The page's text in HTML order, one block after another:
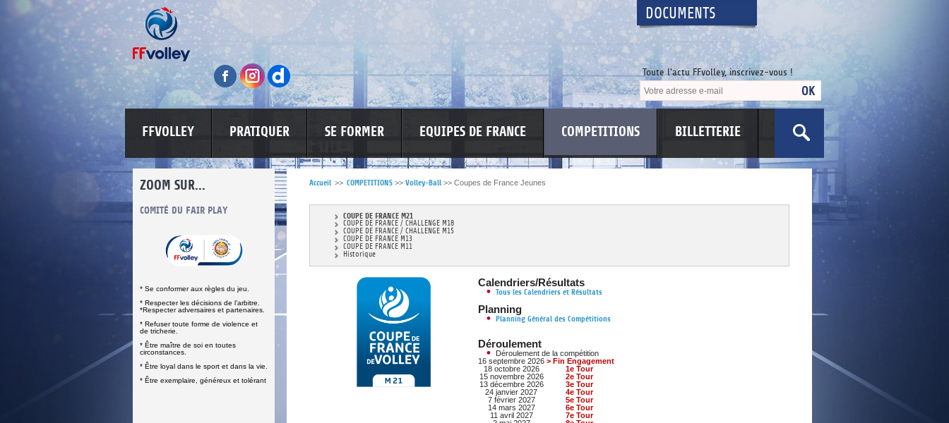
DOCUMENTS
Toute l'actu FFvolley, inscrivez-vous !
FFVOLLEY PRATIQUER SE FORMER EQUIPES DE FRANCE COMPETITIONS BILLETTERIE
ZOOM SUR...
DOCUMENTS UTILES
CLIQUEZ ICI
COMITÉ DU FAIR PLAY
* Se conformer aux règles du jeu.
* Respecter les décisions de l’arbitre.
*Respecter adversaires et partenaires.
* Refuser toute forme de violence et
de tricherie.
* Être maître de soi en toutes
circonstances.
* Être loyal dans le sport et dans la vie.
* Être exemplaire, généreux et tolérant
LUTTE CONTRE LES VIOLENCES MA PETITE SPONSO
DOCUMENTS UTILES
>CLIQUEZ ICI
Accueil >> COMPETITIONS >> Volley-Ball >> Coupes de France Jeunes
COUPE DE FRANCE M21
COUPE DE FRANCE / CHALLENGE M18
COUPE DE FRANCE / CHALLENGE M15
COUPE DE FRANCE M13
COUPE DE FRANCE M11
Historique
Calendriers/Résultats
Tous les Calendriers et Résultats
Planning
Planning Général des Compétitions
Déroulement
Déroulement de la compétition
16 septembre 2026 > Fin Engagement
18 octobre 2026
1e Tour
15 novembre 2026
2e Tour
13 décembre 2026
3e Tour
24 janvier 2027
4e Tour
7 février 2027
5e Tour
14 mars 2027
6e Tour
11 avril 2027
7e Tour